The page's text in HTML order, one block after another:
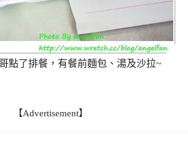
點了排餐，有餐前麵包、湯及沙拉~
【Advertisement】